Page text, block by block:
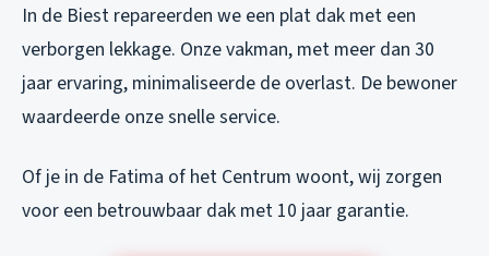
In de Biest repareerden we een plat dak met een
verborgen lekkage. Onze vakman, met meer dan 30
jaar ervaring, minimaliseerde de overlast. De bewoner
waardeerde onze snelle service.
Of je in de Fatima of het Centrum woont, wij zorgen
voor een betrouwbaar dak met 10 jaar garantie.